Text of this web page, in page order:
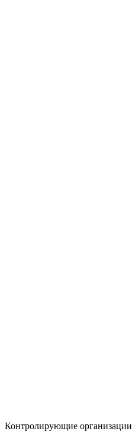
Контролирующие организации